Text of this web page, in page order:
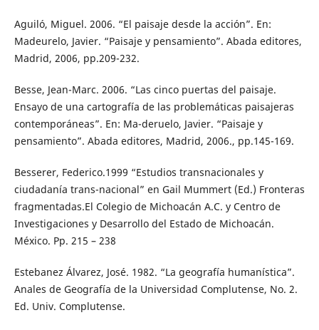
Aguiló, Miguel. 2006. “El paisaje desde la acción”. En:
Madeurelo, Javier. “Paisaje y pensamiento”. Abada editores,
Madrid, 2006, pp.209-232.
Besse, Jean-Marc. 2006. “Las cinco puertas del paisaje.
Ensayo de una cartografía de las problemáticas paisajeras
contemporáneas”. En: Ma-deruelo, Javier. “Paisaje y
pensamiento”. Abada editores, Madrid, 2006., pp.145-169.
Besserer, Federico.1999 “Estudios transnacionales y
ciudadanía trans-nacional” en Gail Mummert (Ed.) Fronteras
fragmentadas.El Colegio de Michoacán A.C. y Centro de
Investigaciones y Desarrollo del Estado de Michoacán.
México. Pp. 215 – 238
Estebanez Álvarez, José. 1982. “La geografía humanística”.
Anales de Geografía de la Universidad Complutense, No. 2.
Ed. Univ. Complutense.